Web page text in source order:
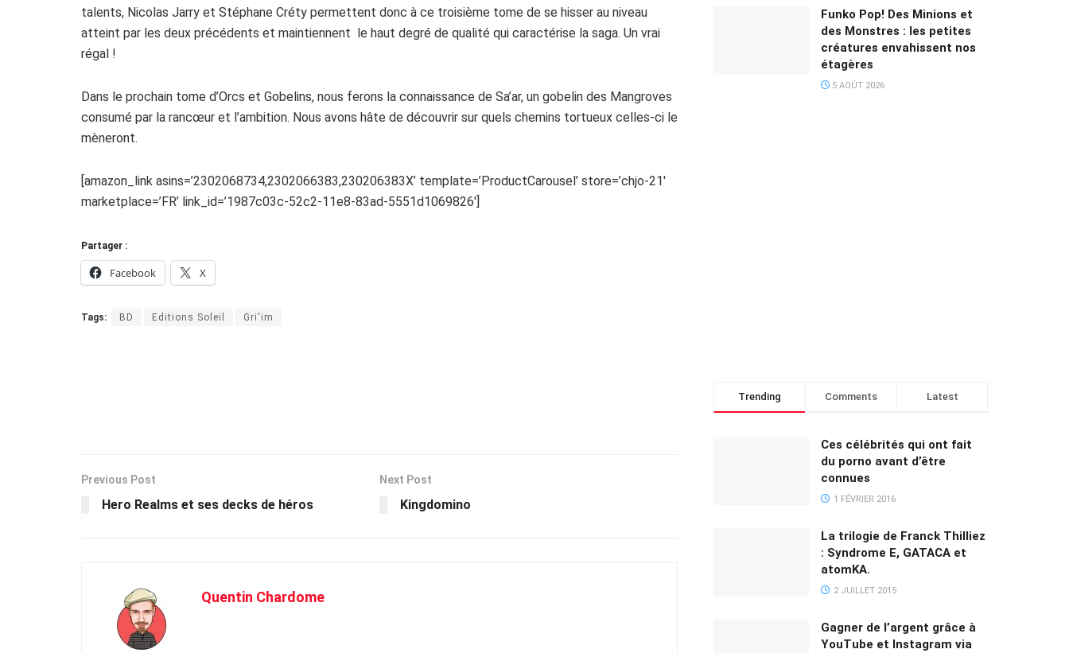
talents, Nicolas Jarry et Stéphane Créty permettent donc à ce troisième tome de se hisser au niveau
atteint par les deux précédents et maintiennent le haut degré de qualité qui caractérise la saga. Un vrai
régal !
Dans le prochain tome d’Orcs et Gobelins, nous ferons la connaissance de Sa’ar, un gobelin des Mangroves
consumé par la rancœur et l’ambition. Nous avons hâte de découvrir sur quels chemins tortueux celles-ci le
mèneront.
[amazon_link asins=’2302068734,2302066383,230206383X’ template=’ProductCarousel’ store=’chjo-21′
marketplace=’FR’ link_id=’1987c03c-52c2-11e8-83ad-5551d1069826′]
Partager :
Facebook X
Tags: BD Editions Soleil Gri'im
Previous Post
Hero Realms et ses decks de héros
Next Post
Kingdomino
Quentin Chardome
Funko Pop! Des Minions et
des Monstres : les petites
créatures envahissent nos
étagères
5 AOÛT 2026
Trending Comments Latest
Ces célébrités qui ont fait
du porno avant d’être
connues
1 FÉVRIER 2016
La trilogie de Franck Thilliez
: Syndrome E, GATACA et
atomKA.
2 JUILLET 2015
Gagner de l’argent grâce à
YouTube et Instagram via